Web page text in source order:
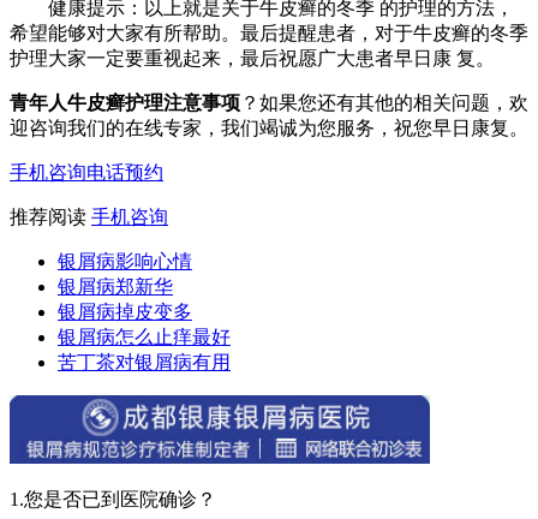
健康提示：以上就是关于牛皮癣的冬季 的护理的方法，
希望能够对大家有所帮助。最后提醒患者，对于牛皮癣的冬季
护理大家一定要重视起来，最后祝愿广大患者早日康 复。
青年人牛皮癣护理注意事项 ？如果您还有其他的相关问题，欢
迎咨询我们的在线专家，我们竭诚为您服务，祝您早日康复。
手机咨询电话预约
推荐阅读 手机咨询
银屑病影响心情
银屑病郑新华
银屑病掉皮变多
银屑病怎么止痒最好
苦丁茶对银屑病有用
1.您是否已到医院确诊？